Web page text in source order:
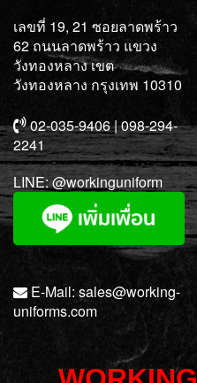
เลขที่ 19, 21 ซอยลาดพร้าว
62 ถนนลาดพร้าว แขวง
วังทองหลาง เขต
วังทองหลาง กรุงเทพ 10310
02-035-9406 | 098-294-
2241
LINE:@workinguniform
E-Mail:sales@working-
uniforms.com